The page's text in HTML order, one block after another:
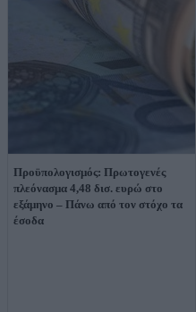
Προϋπολογισμός: Πρωτογενές
πλεόνασμα 4,48 δισ. ευρώ στο
εξάμηνο – Πάνω από τον στόχο τα
έσοδα